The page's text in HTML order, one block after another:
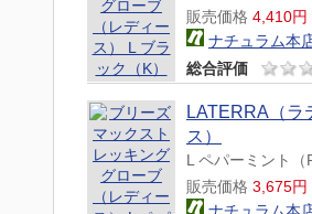
販売価格 4,410円
ナチュラム本
総合評価
LATERRA（ラ
ス）
L ペパーミント（
販売価格 3,675円